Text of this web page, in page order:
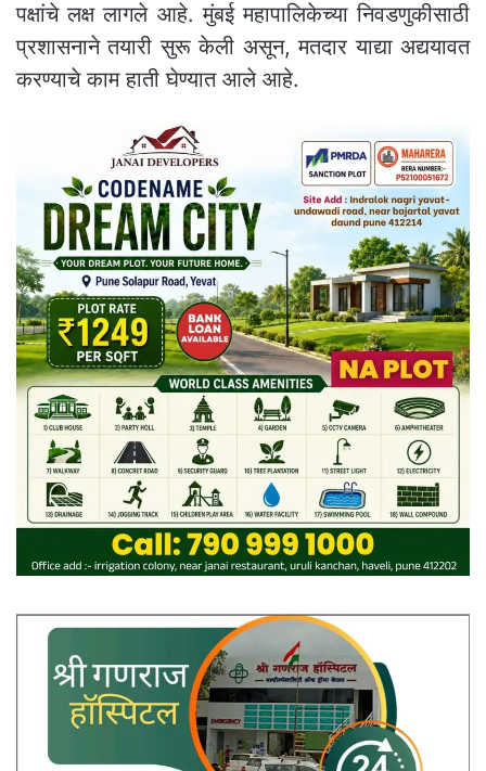
पक्षांचे लक्ष लागले आहे. मुंबई महापालिकेच्या निवडणुकीसाठी
प्रशासनाने तयारी सुरू केली असून, मतदार याद्या अद्ययावत
करण्याचे काम हाती घेण्यात आले आहे.